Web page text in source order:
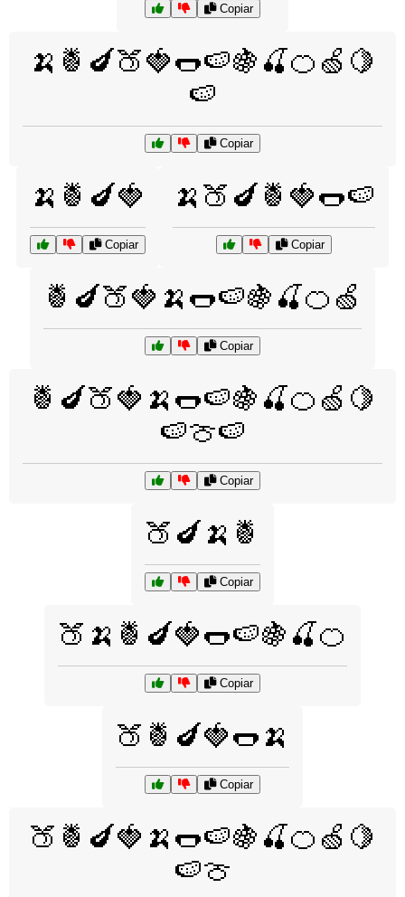
Copiar
🍌🍍🍆🍑🍓🌭🍉🍇🍒🍊🍏🍋
🍉
Copiar
🍌🍍🍆🍓
Copiar
🍌🍑🍆🍍🍓🌭🍉
Copiar
🍍🍆🍑🍓🍌🌭🍉🍇🍒🍊🍏
Copiar
🍍🍆🍑🍓🍌🌭🍉🍇🍒🍊🍏🍋
🍉🍈🍉
Copiar
🍑🍆🍌🍍
Copiar
🍑🍌🍍🍆🍓🌭🍉🍇🍒🍊
Copiar
🍑🍍🍆🍓🌭🍌
Copiar
🍑🍍🍆🍓🍌🌭🍉🍇🍒🍊🍏🍋
🍉🍈